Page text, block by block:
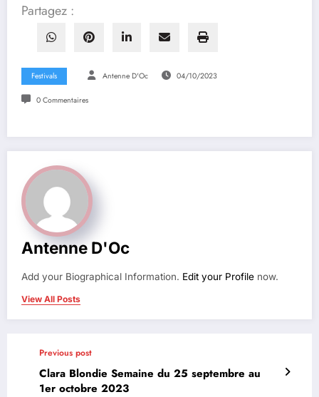
Partagez :
Festivals Antenne D'Oc 04/10/2023
0 Commentaires
Antenne D'Oc
Add your Biographical Information. Edit your Profile now.
View All Posts
Previous post
Clara Blondie Semaine du 25 septembre au
1er octobre 2023